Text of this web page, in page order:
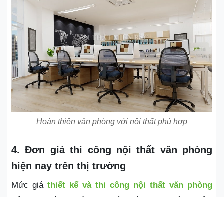
Hoàn thiện văn phòng với nội thất phù hợp
4. Đơn giá thi công nội thất văn phòng
hiện nay trên thị trường
Mức giá thiết kế và thi công nội thất văn phòng